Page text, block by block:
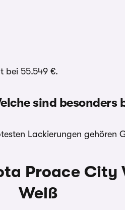
bei 55.549 €.
sind besonders
Lackierungen gehören
Proace City
Weiß